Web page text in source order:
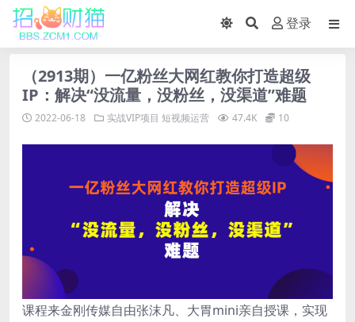
登录
（2913期）一亿粉丝大网红教你打造超级
IP：解决“没流量，没粉丝，没渠道”难题
2022-06-18 实战VIP项目 短视频运营 47.4K 10
课程来金刚传媒自由张沫凡、大胃mini亲自授课，实现